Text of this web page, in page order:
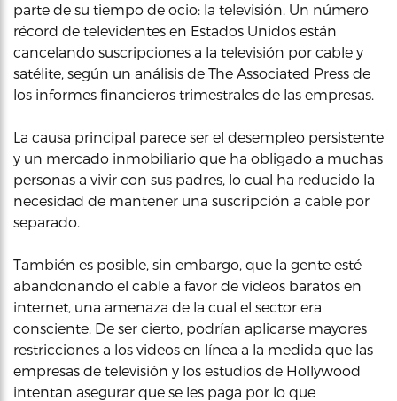
parte de su tiempo de ocio: la televisión. Un número
récord de televidentes en Estados Unidos están
cancelando suscripciones a la televisión por cable y
satélite, según un análisis de The Associated Press de
los informes financieros trimestrales de las empresas.
La causa principal parece ser el desempleo persistente
y un mercado inmobiliario que ha obligado a muchas
personas a vivir con sus padres, lo cual ha reducido la
necesidad de mantener una suscripción a cable por
separado.
También es posible, sin embargo, que la gente esté
abandonando el cable a favor de videos baratos en
internet, una amenaza de la cual el sector era
consciente. De ser cierto, podrían aplicarse mayores
restricciones a los videos en línea a la medida que las
empresas de televisión y los estudios de Hollywood
intentan asegurar que se les paga por lo que